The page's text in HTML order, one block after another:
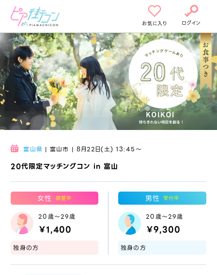
お気に入り ログイン
20代限定マッチングコン in 富山
富山県 | 富山市 | 8月22日(土) 13:45〜
女性 調整中
20歳～29歳
￥1,400
独身の方
男性 受付中
20歳～29歳
￥9,300
独身の方